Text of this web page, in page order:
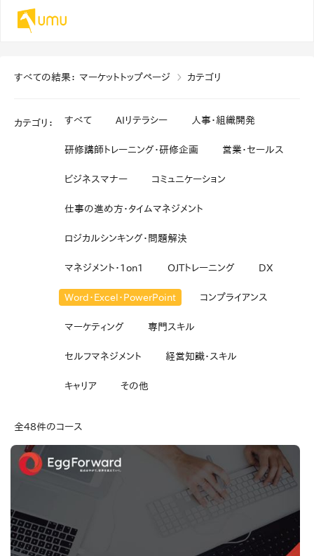
すべての結果： マーケットトップページ カテゴリ
カテゴリ ： すべて AIリテラシー 人事・組織開発
研修講師トレーニング・研修企画 営業・セールス
ビジネスマナー コミュニケーション
仕事の進め方・タイムマネジメント
ロジカルシンキング・問題解決
マネジメント・1on1 OJTトレーニング DX
Word・Excel・PowerPoint コンプライアンス
マーケティング 専門スキル
セルフマネジメント 経営知識・スキル
キャリア その他
全48件のコース